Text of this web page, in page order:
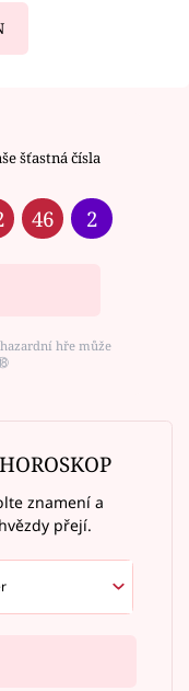
šťastná čísla
46 2
hře může
znamení a
přejí.